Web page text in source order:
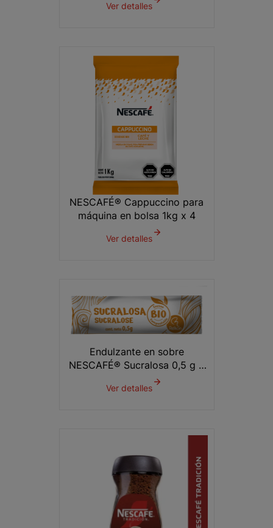
Ver detalles
NESCAFÉ® Cappuccino para
máquina en bolsa 1kg x 4
Ver detalles
Endulzante en sobre
NESCAFÉ® Sucralosa 0,5 g x
1000 unds.
Ver detalles